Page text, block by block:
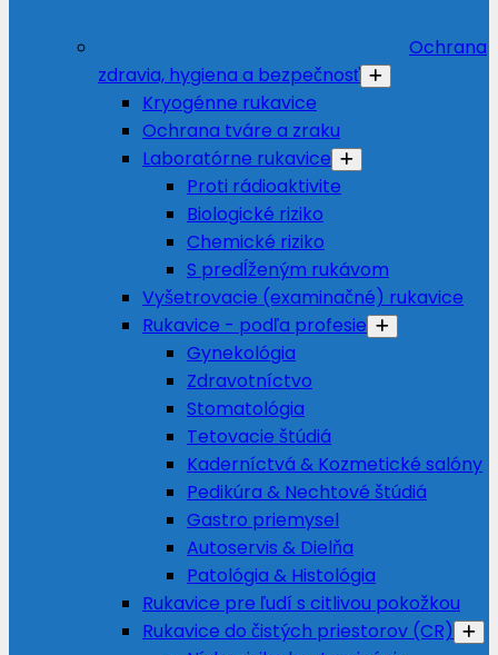
Ochrana
zdravia, hygiena a bezpečnosť
Kryogénne rukavice
Ochrana tváre a zraku
Laboratórne rukavice
Proti rádioaktivite
Biologické riziko
Chemické riziko
S predĺženým rukávom
Vyšetrovacie (examinačné) rukavice
Rukavice - podľa profesie
Gynekológia
Zdravotníctvo
Stomatológia
Tetovacie štúdiá
Kaderníctvá & Kozmetické salóny
Pedikúra & Nechtové štúdiá
Gastro priemysel
Autoservis & Dielňa
Patológia & Histológia
Rukavice pre ľudí s citlivou pokožkou
Rukavice do čistých priestorov (CR)